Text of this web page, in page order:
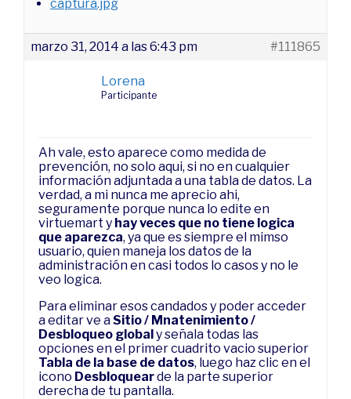
captura.jpg
marzo 31, 2014 a las 6:43 pm #111865
Lorena
Participante
Ah vale, esto aparece como medida de
prevención, no solo aqui, si no en cualquier
información adjuntada a una tabla de datos. La
verdad, a mi nunca me aprecio ahi,
seguramente porque nunca lo edite en
virtuemart y hay veces que no tiene logica
que aparezca, ya que es siempre el mimso
usuario, quien maneja los datos de la
administración en casi todos lo casos y no le
veo logica.
Para eliminar esos candados y poder acceder
a editar ve aSitio / Mnatenimiento /
Desbloqueo globaly señala todas las
opciones en el primer cuadrito vacio superior
Tabla de la base de datos, luego haz clic en el
icono Desbloquearde la parte superior
derecha de tu pantalla.